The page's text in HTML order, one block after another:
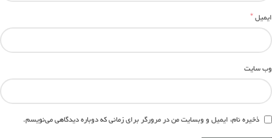
ایمیل*
وب‌ سایت
ذخیره نام، ایمیل و وبسایت من در مرورگر برای زمانی که دوباره دیدگاهی می‌نویسم.